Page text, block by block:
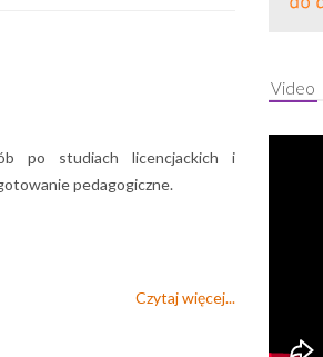
po studiach licencjackich i
pedagogiczne.
Czytaj więcej...
Video